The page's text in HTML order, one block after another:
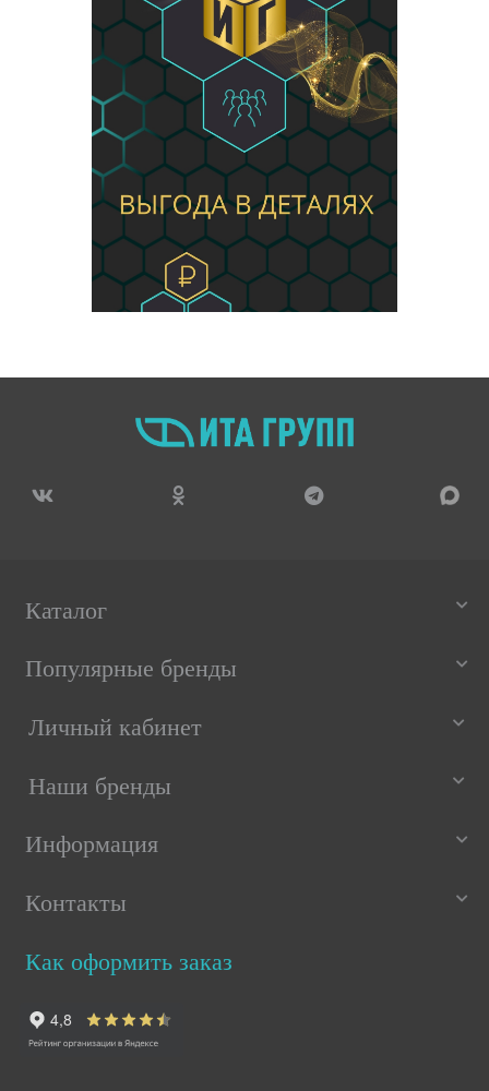
Каталог
Популярные бренды
Личный кабинет
Наши бренды
Информация
Контакты
Как оформить заказ